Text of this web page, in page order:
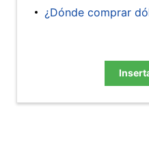
¿Dónde comprar